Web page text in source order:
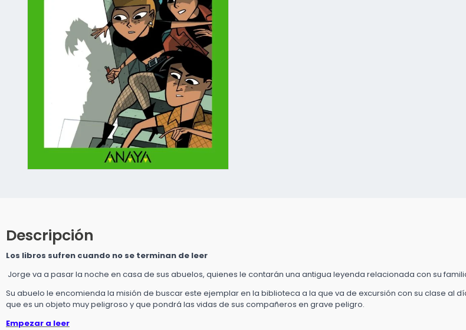
modal
Descripción
Los libros sufren cuando no se terminan de leer
Jorge va a pasar la noche en casa de sus abuelos, quienes le contarán una antigua leyenda relacionada con su
Su abuelo le encomienda la misión de buscar este ejemplar en la biblioteca a la que va de excursión con su clase al
que es un objeto muy peligroso y que pondrá las vidas de sus compañeros en grave peligro.
Empezar a leer